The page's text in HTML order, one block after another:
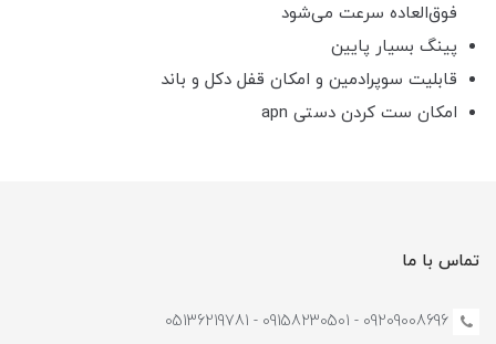
فوق‌العاده سرعت می‌شود
پینگ بسیار پایین
قابلیت سوپرادمین و امکان قفل دکل و باند
امکان ست کردن دستی apn
تماس با ما
09209008696 - 09158230501 - 05136219781